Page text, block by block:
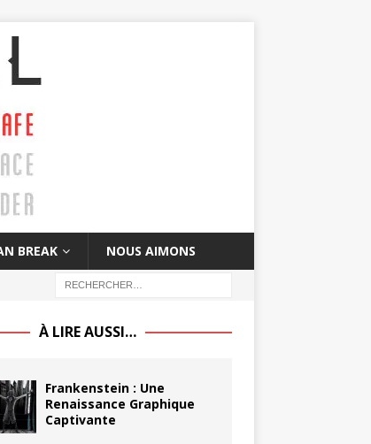
BREAK NOUS AIMONS
À LIRE AUSSI…
Frankenstein : Une
Renaissance Graphique
Captivante